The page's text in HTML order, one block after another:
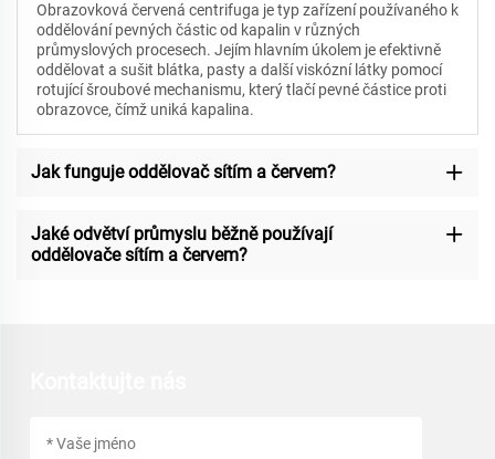
Obrazovková červená centrifuga je typ zařízení používaného k
oddělování pevných částic od kapalin v různých
průmyslových procesech. Jejím hlavním úkolem je efektivně
oddělovat a sušit blátka, pasty a další viskózní látky pomocí
rotující šroubové mechanismu, který tlačí pevné částice proti
obrazovce, čímž uniká kapalina.
Jak funguje oddělovač sítím a červem?
Jaké odvětví průmyslu běžně používají
oddělovače sítím a červem?